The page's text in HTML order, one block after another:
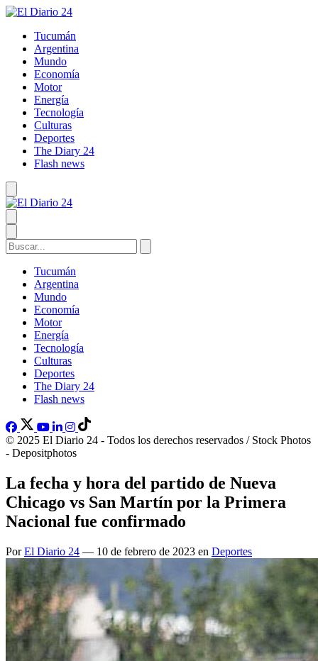
Tucumán
Argentina
Mundo
Economía
Motor
Energía
Tecnología
Culturas
Deportes
The Diary 24
Flash news
Tucumán
Argentina
Mundo
Economía
Motor
Energía
Tecnología
Culturas
Deportes
The Diary 24
Flash news
© 2025 El Diario 24 - Todos los derechos reservados / Stock Photos
- Depositphotos
La fecha y hora del partido de Nueva
Chicago vs San Martín por la Primera
Nacional fue confirmado
PorEl Diario 24 — 10 de febrero de 2023 en Deportes